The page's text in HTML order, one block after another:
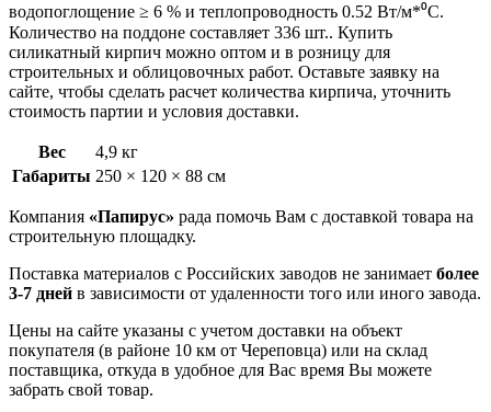
водопоглощение ≥ 6 % и теплопроводность 0.52 Вт/м*⁰С.
Количество на поддоне составляет 336 шт.. Купить
силикатный кирпич можно оптом и в розницу для
строительных и облицовочных работ. Оставьте заявку на
сайте, чтобы сделать расчет количества кирпича, уточнить
стоимость партии и условия доставки.
Вес
4,9 кг
Габариты 250 × 120 × 88 см
Компания «Папирус» рада помочь Вам с доставкой товара на
строительную площадку.
Поставка материалов с Российских заводов не занимает более
3-7 дней в зависимости от удаленности того или иного завода.
Цены на сайте указаны с учетом доставки на объект
покупателя (в районе 10 км от Череповца) или на склад
поставщика, откуда в удобное для Вас время Вы можете
забрать свой товар.